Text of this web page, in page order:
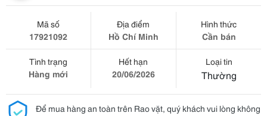
Mã số
17921092
Địa điểm
Hồ Chí Minh
Hình thức
Cần bán
Tình trạng
Hàng mới
Hết hạn
20/06/2026
Loại tin
Thường
Để mua hàng an toàn trên Rao vặt, quý khách vui lòng không